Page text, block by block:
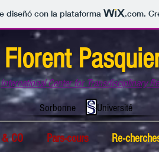
diseñó con la plataforma .com.
Florent
International Center for Transdisciplinary
Université
& CO Pars-cours Re-